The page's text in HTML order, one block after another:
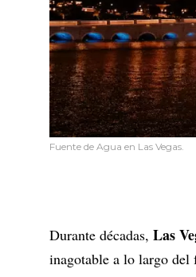
Fuente de Agua en Las Vegas.
Durante décadas, Las
inagotable a lo largo del